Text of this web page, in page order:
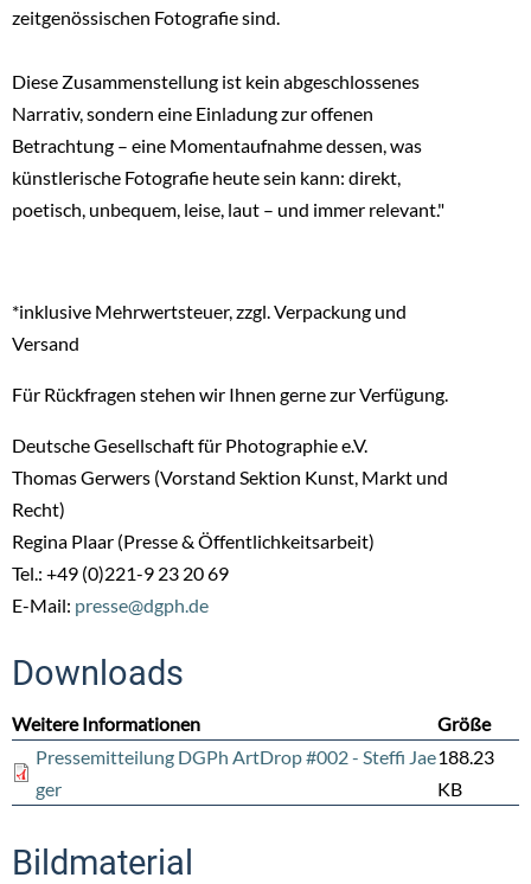
zeitgenössischen Fotografie sind.
Diese Zusammenstellung ist kein abgeschlossenes
Narrativ, sondern eine Einladung zur offenen
Betrachtung – eine Momentaufnahme dessen, was
künstlerische Fotografie heute sein kann: direkt,
poetisch, unbequem, leise, laut – und immer relevant."
*inklusive Mehrwertsteuer, zzgl. Verpackung und
Versand
Für Rückfragen stehen wir Ihnen gerne zur Verfügung.
Deutsche Gesellschaft für Photographie e.V.
Thomas Gerwers (Vorstand Sektion Kunst, Markt und
Recht)
Regina Plaar (Presse & Öffentlichkeitsarbeit)
Tel.: +49 (0)221-9 23 20 69
E-Mail: presse@dgph.de
Downloads
Weitere Informationen
Größe
Pressemitteilung DGPh ArtDrop #002 - Steffi Jae
ger
188.23
KB
Bildmaterial